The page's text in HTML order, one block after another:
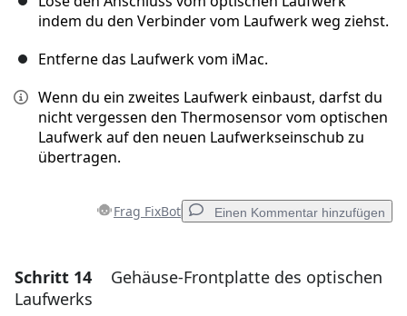
indem du den Verbinder vom Laufwerk weg ziehst.
Entferne das Laufwerk vom iMac.
Wenn du ein zweites Laufwerk einbaust, darfst du
nicht vergessen den Thermosensor vom optischen
Laufwerk auf den neuen Laufwerkseinschub zu
übertragen.
Frag FixBot Einen Kommentar hinzufügen
Einen Kommentar hinzufügen
Schritt 14
Gehäuse-Frontplatte des optischen
Laufwerks